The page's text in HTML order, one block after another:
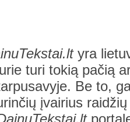
yra
turi tokią pačią
Be to,
įvairius